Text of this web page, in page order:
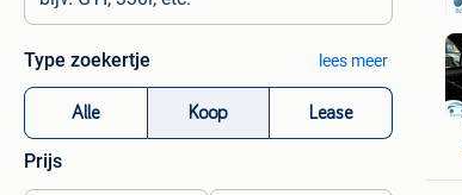
Type zoekertje lees meer
Alle Koop Lease
Prijs